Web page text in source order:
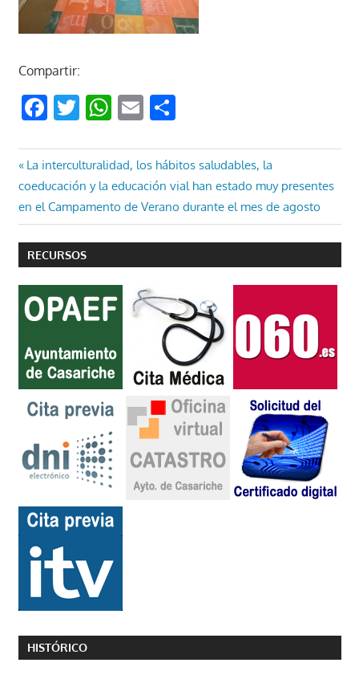
Compartir:
Facebook
Twitter
WhatsApp
EmailCompartir
Navegación
de
entradas
Entrada
anterior:
La interculturalidad, los hábitos saludables, la
coeducación y la educación vial han estado muy presentes
en el Campamento de Verano durante el mes de agosto
RECURSOS
HISTÓRICO